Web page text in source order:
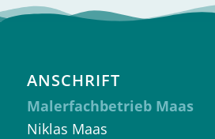
ANSCHRIFT
Malerfachbetrieb Maas
Niklas Maas